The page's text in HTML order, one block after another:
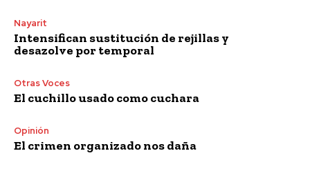
Nayarit
Intensifican sustitución de rejillas y
desazolve por temporal
Otras Voces
El cuchillo usado como cuchara
Opinión
El crimen organizado nos daña